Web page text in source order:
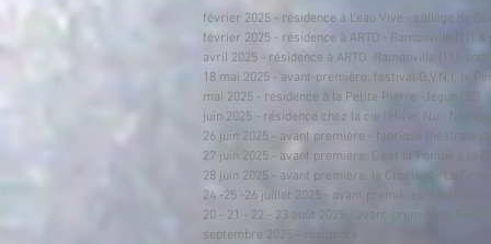
​​février 2025 - résidence à L’eau Vive - collège de
février 2025 - résidence à ARTO - Ramonville (11) &
avril 2025 - résidence à ARTO -Ramonville (11),
18 mai 2025 - avant-première, festival O.V.N.I, le
mai 2025 - résidence à la Petite Pierre -Jegun (32)
juin 2025 - résidence chez la cie l’Hiver Nu -
26 juin 2025 - avant première - fabrique théâtrale
27 juin 2025 - avant première, C’est la Pompe à la
28 juin 2025 - avant première, la Crosteuf - Le Cros
24 -25 -26 juillet 2025 - avant premières festival
20 - 21 - 22 - 23 août 2025 - avant-premières,
septembre 2025 - résidence